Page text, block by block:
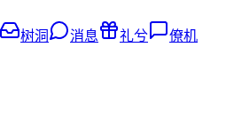
树洞 消息 礼兮 僚机